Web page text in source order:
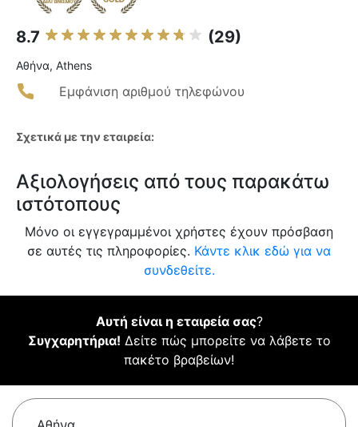
8.7 (29)
Αθήνα, Athens
Εμφάνιση αριθμού τηλεφώνου
Σχετικά με την εταιρεία:
Αξιολογήσεις από τους παρακάτω
ιστότοπους
Μόνο οι εγγεγραμμένοι χρήστες έχουν πρόσβαση
σε αυτές τις πληροφορίες. Κάντε κλικ εδώ για να
συνδεθείτε.
Αυτή είναι η εταιρεία σας?
Συγχαρητήρια! Δείτε πώς μπορείτε να λάβετε το
πακέτο βραβείων!